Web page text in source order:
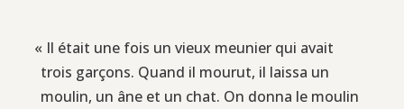
« Il était une fois un vieux meunier qui avait
trois garçons. Quand il mourut, il laissa un
moulin, un âne et un chat. On donna le moulin